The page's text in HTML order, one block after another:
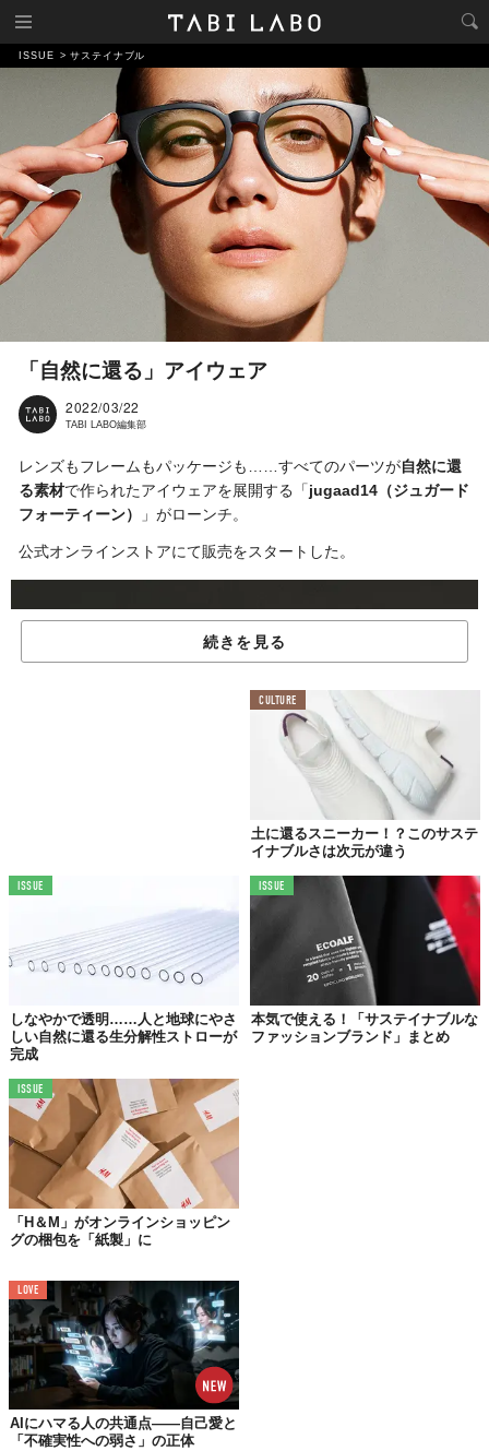
ISSUE サステイナブル
「自然に還る」アイウェア
2022/03/22
TABI LABO編集部
レンズもフレームもパッケージも……すべてのパーツが自然に還
る素材で作られたアイウェアを展開する「jugaad14（ジュガード
フォーティーン）
」がローンチ。
公式オンラインストアにて販売をスタートした。
「jugaad」は、ヒンディー語で「革新的な問題解決の方法」とい
う意味。それにちなみ、同ブランドでは、限られた資源のなかで
過剰な機能を持たせることなく、シンプルに──。
金属素材は一切使用せず、エシカルな素材のみでつくられたサン
グラスは、「OCEAN CREAR（全5色）」、「OCEAN
MATTE（全6色）」、「SKY MATTE（全6色）」の
カラーが豊富で、選ぶのも楽しい。
続きを見る
CULTURE
土に還るスニーカー！？このサステ
イナブルさは次元が違う
ISSUE
しなやかで透明……人と地球にやさ
しい自然に還る生分解性ストローが
完成
ISSUE
本気で使える！「サステイナブルな
ファッションブランド」まとめ
ISSUE
「H＆M」がオンラインショッピン
グの梱包を「紙製」に
LOVE
AIにハマる人の共通点——自己愛と
「不確実性への弱さ」の正体